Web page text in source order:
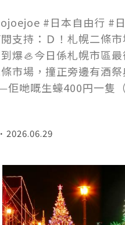
懶人包🌸日本
#日本自由行 #
支持：Ｄ！札幌二條
爆🦪今日係札幌市區
市場，撞正旁邊有酒
哋嘅生蠔400円一隻
2026.06.29